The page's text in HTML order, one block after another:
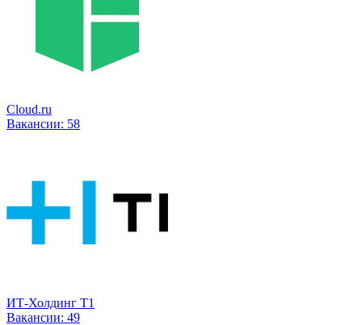
Cloud.ru
Вакансии: 58
ИТ-Холдинг Т1
Вакансии: 49